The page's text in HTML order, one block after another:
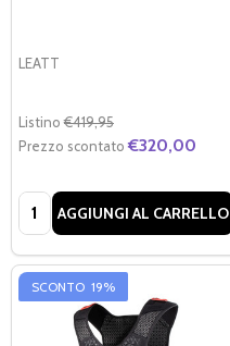
LEATT
Listino €419,95
Prezzo scontato €320,00
Quantità:AGGIUNGI AL CARRELLO
SCONTO 19%